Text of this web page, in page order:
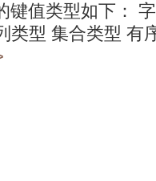
键值类型如下：
类型 集合类型 有